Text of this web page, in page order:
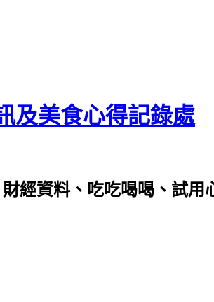
及美食心得記錄處
經資料、吃吃喝喝、試